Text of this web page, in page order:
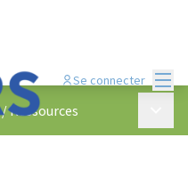
Se connecter
/Ressources